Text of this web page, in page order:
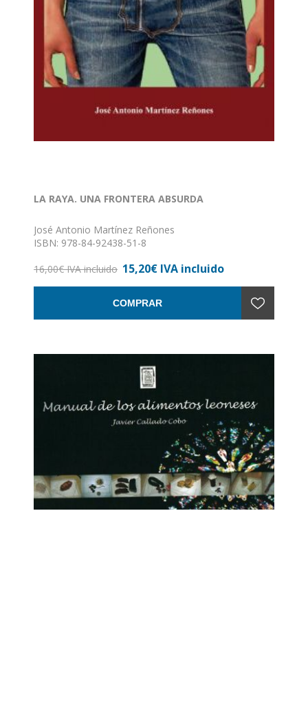
LA RAYA. UNA FRONTERA ABSURDA
José Antonio Martínez Reñones
ISBN: 978-84-92438-51-8
Nº de páginas: 483
16,00€ IVA incluido 15,20€ IVA incluido
COMPRAR